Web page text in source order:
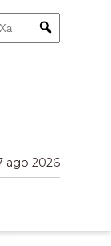
Submit
ago 2026